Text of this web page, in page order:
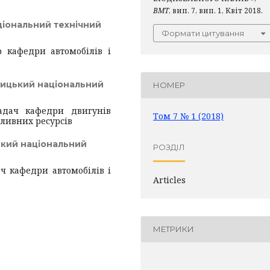
технічний
автомобілів і
національний
кафедри двигунів
ресурсів
національний
кафедри автомобілів і
ВМТ, вип. 7, вип. 1, Квіт 2018.
Формати цитування
НОМЕР
Том 7 № 1 (2018)
РОЗДІЛ
Articles
МЕТРИКИ